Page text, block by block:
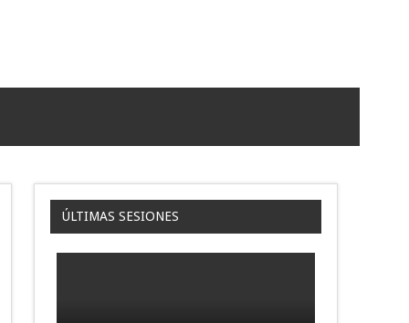
ÚLTIMAS SESIONES